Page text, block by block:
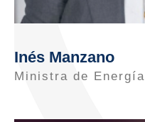
Inés Manzano
Ministra de Energía